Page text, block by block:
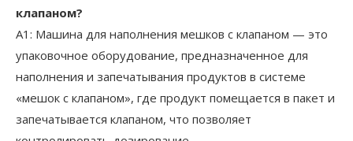
клапаном?
A1: Машина для наполнения мешков с клапаном — это
упаковочное оборудование, предназначенное для
наполнения и запечатывания продуктов в системе
«мешок с клапаном», где продукт помещается в пакет и
запечатывается клапаном, что позволяет